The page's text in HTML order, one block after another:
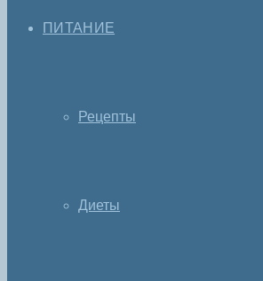
ПИТАНИЕ
Рецепты
Диеты